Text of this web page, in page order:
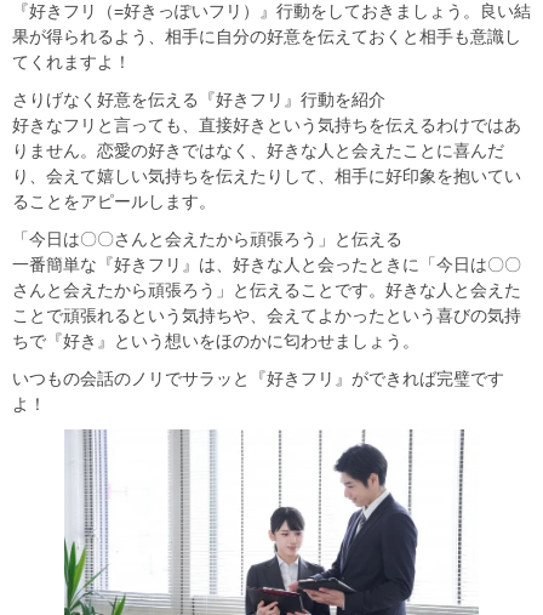
『好きフリ（=好きっぽいフリ）』行動をしておきましょう。良い結
果が得られるよう、相手に自分の好意を伝えておくと相手も意識し
てくれますよ！
さりげなく好意を伝える『好きフリ』行動を紹介
好きなフリと言っても、直接好きという気持ちを伝えるわけではあ
りません。恋愛の好きではなく、好きな人と会えたことに喜んだ
り、会えて嬉しい気持ちを伝えたりして、相手に好印象を抱いてい
ることをアピールします。
「今日は〇〇さんと会えたから頑張ろう」と伝える
一番簡単な『好きフリ』は、好きな人と会ったときに「今日は〇〇
さんと会えたから頑張ろう」と伝えることです。好きな人と会えた
ことで頑張れるという気持ちや、会えてよかったという喜びの気持
ちで『好き』という想いをほのかに匂わせましょう。
いつもの会話のノリでサラッと『好きフリ』ができれば完璧です
よ！